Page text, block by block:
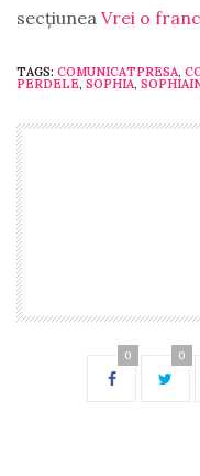
secțiunea Vrei o
TAGS: COMUNICATPRESA,
PERDELE, SOPHIA,
0 0